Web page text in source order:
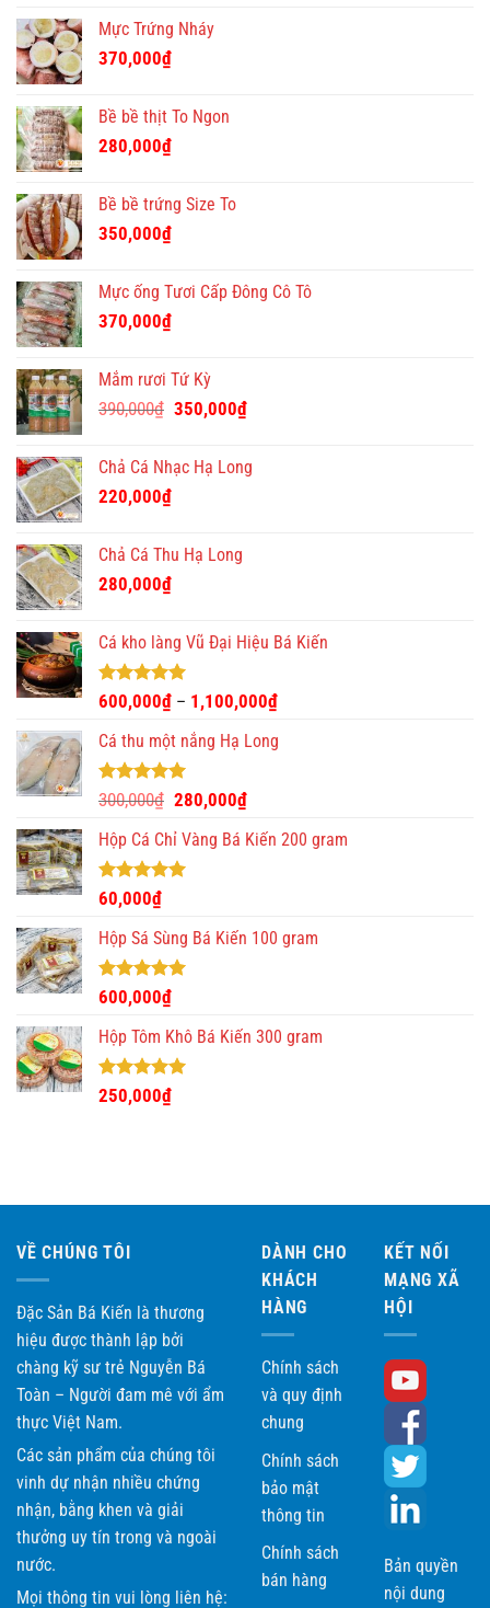
Mực Trứng Nháy
370,000₫
Bề bề thịt To Ngon
280,000₫
Bề bề trứng Size To
350,000₫
Mực ống Tươi Cấp Đông Cô Tô
370,000₫
Mắm rươi Tứ Kỳ
390,000₫ Giá
390,000₫.
350,000₫Giá
là:
Chả Cá Nhạc Hạ Long
220,000₫
Chả Cá Thu Hạ Long
280,000₫
Cá kho làng Vũ Đại Hiệu Bá Kiến
Được xếp
hạng
4.93
5 sao
600,000₫ – 1,100,000₫
Cá thu một nắng Hạ Long
Được xếp
hạng
5.00
5 sao
300,000₫ Giá
là:
300,000₫.
280,000₫Giá
tại
Hộp Cá Chỉ Vàng Bá Kiến 200 gram
Được xếp
hạng
5.00
5 sao
60,000₫
Hộp Sá Sùng Bá Kiến 100 gram
Được xếp
hạng
5.00
5 sao
600,000₫
Hộp Tôm Khô Bá Kiến 300 gram
Được xếp
hạng
5.00
250,000₫
VỀ CHÚNG TÔI
Đặc Sản Bá Kiến là thương
hiệu được thành lập bởi
chàng kỹ sư trẻ Nguyễn Bá
Toàn – Người đam mê với ẩm
thực Việt Nam.
Các sản phẩm của chúng tôi
vinh dự nhận nhiều chứng
nhận, bằng khen và giải
thưởng uy tín trong và ngoài
nước.
Mọi thông tin vui lòng liên hệ:
DÀNH CHO
KHÁCH
HÀNG
Chính sách
và quy định
chung
Chính sách
bảo mật
thông tin
Chính sách
bán hàng
KẾT NỐI
MẠNG XÃ
HỘI
Bản quyền
nội dung